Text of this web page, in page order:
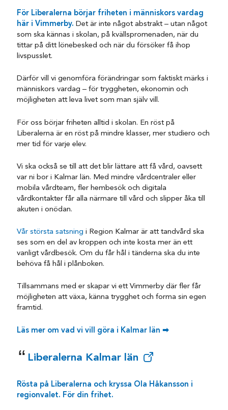
För Liberalerna börjar friheten i människors vardag
här i Vimmerby. Det är inte något abstrakt – utan något
som ska kännas i skolan, på kvällspromenaden, när du
tittar på ditt lönebesked och när du försöker få ihop
livspusslet.
Därför vill vi genomföra förändringar som faktiskt märks i
människors vardag – för tryggheten, ekonomin och
möjligheten att leva livet som man själv vill.
För oss börjar friheten alltid i skolan. En röst på
Liberalerna är en röst på mindre klasser, mer studiero och
mer tid för varje elev.
Vi ska också se till att det blir lättare att få vård, oavsett
var ni bor i Kalmar län. Med mindre vårdcentraler eller
mobila vårdteam, fler hembesök och digitala
vårdkontakter får alla närmare till vård och slipper åka till
akuten i onödan.
Vår största satsning i Region Kalmar är att tandvård ska
ses som en del av kroppen och inte kosta mer än ett
vanligt vårdbesök. Om du får hål i tänderna ska du inte
behöva få hål i plånboken.
Tillsammans med er skapar vi ett Vimmerby där fler får
möjligheten att växa, känna trygghet och forma sin egen
framtid.
Läs mer om vad vi vill göra i Kalmar län ➡
Liberalerna Kalmar län
Rösta på Liberalerna och kryssa Ola Håkansson i
regionvalet. För din frihet.